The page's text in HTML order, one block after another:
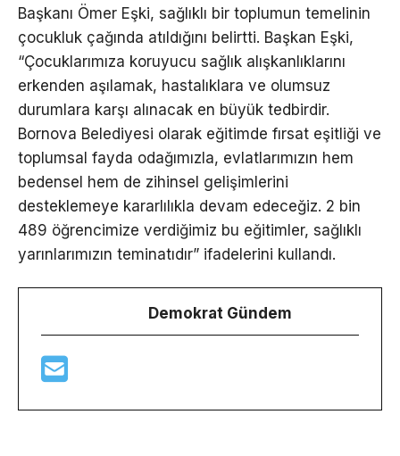
Başkanı Ömer Eşki, sağlıklı bir toplumun temelinin
çocukluk çağında atıldığını belirtti. Başkan Eşki,
“Çocuklarımıza koruyucu sağlık alışkanlıklarını
erkenden aşılamak, hastalıklara ve olumsuz
durumlara karşı alınacak en büyük tedbirdir.
Bornova Belediyesi olarak eğitimde fırsat eşitliği ve
toplumsal fayda odağımızla, evlatlarımızın hem
bedensel hem de zihinsel gelişimlerini
desteklemeye kararlılıkla devam edeceğiz. 2 bin
489 öğrencimize verdiğimiz bu eğitimler, sağlıklı
yarınlarımızın teminatıdır” ifadelerini kullandı.
Demokrat Gündem